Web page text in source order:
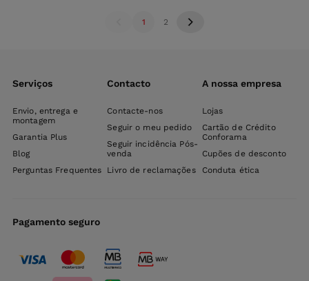
1 2
Serviços
Envio, entrega e
montagem
Garantia Plus
Blog
Perguntas Frequentes
Contacto
Contacte-nos
Seguir o meu pedido
Seguir incidência Pós-
venda
Livro de reclamações
A nossa empresa
Lojas
Cartão de Crédito
Conforama
Cupões de desconto
Conduta ética
Pagamento seguro